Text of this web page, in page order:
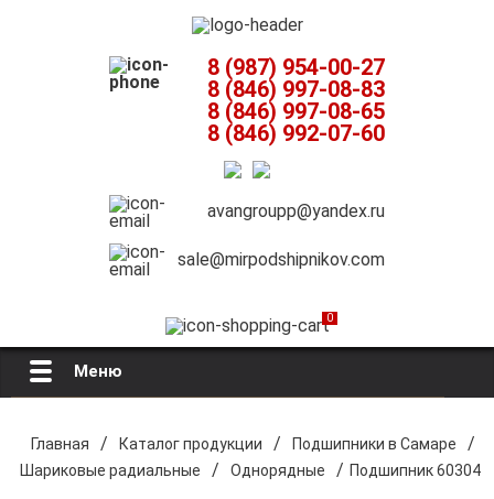
8 (987) 954-00-27
8 (846) 997-08-83
8 (846) 997-08-65
8 (846) 992-07-60
avangroupp@yandex.ru
sale@mirpodshipnikov.com
0
Меню
О компании
Главная / Каталог продукции / Подшипники в Самаре /
Шариковые радиальные / Однорядные / Подшипник 60304